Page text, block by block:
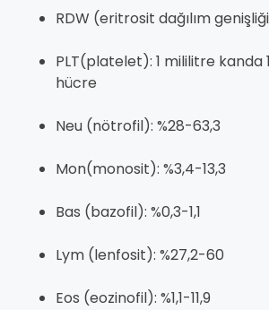
RDW (eritrosit dağılım
PLT(platelet): 1 mililitre kanda
hücre
Neu (nötrofil): %28-63,3
Mon(monosit): %3,4-13,3
Bas (bazofil): %0,3-1,1
Lym (lenfosit): %27,2-60
Eos (eozinofil): %1,1-11,9